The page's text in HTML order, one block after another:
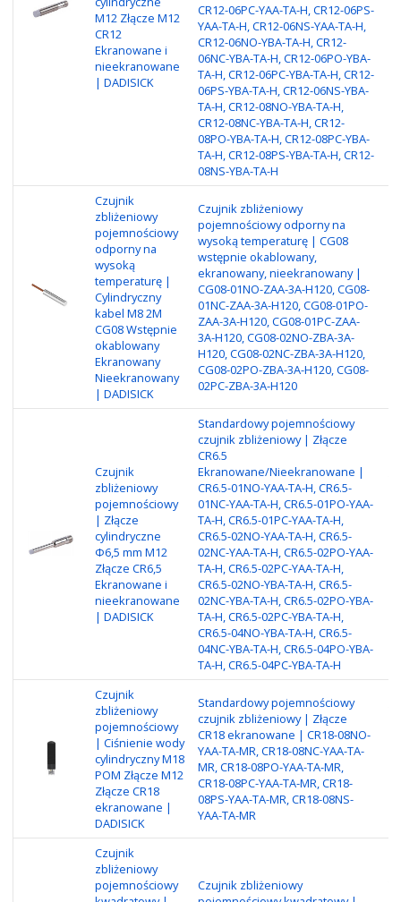
M12 Złącze M12
CR12
Ekranowane i
nieekranowane
| DADISICK
CR12-06PC-YAA-TA-H, CR12-06PS-
YAA-TA-H, CR12-06NS-YAA-TA-H,
CR12-06NO-YBA-TA-H, CR12-
06NC-YBA-TA-H, CR12-06PO-YBA-
TA-H, CR12-06PC-YBA-TA-H, CR12-
06PS-YBA-TA-H, CR12-06NS-YBA-
TA-H, CR12-08NO-YBA-TA-H,
CR12-08NC-YBA-TA-H, CR12-
08PO-YBA-TA-H, CR12-08PC-YBA-
TA-H, CR12-08PS-YBA-TA-H, CR12-
08NS-YBA-TA-H
Czujnik
zbliżeniowy
pojemnościowy
odporny na
wysoką
temperaturę |
Cylindryczny
kabel M8 2M
CG08 Wstępnie
okablowany
Ekranowany
Nieekranowany
| DADISICK
Czujnik zbliżeniowy
pojemnościowy odporny na
wysoką temperaturę | CG08
wstępnie okablowany,
ekranowany, nieekranowany |
CG08-01NO-ZAA-3A-H120, CG08-
01NC-ZAA-3A-H120, CG08-01PO-
ZAA-3A-H120, CG08-01PC-ZAA-
3A-H120, CG08-02NO-ZBA-3A-
H120, CG08-02NC-ZBA-3A-H120,
CG08-02PO-ZBA-3A-H120, CG08-
02PC-ZBA-3A-H120
Czujnik
zbliżeniowy
pojemnościowy
| Złącze
cylindryczne
Φ6,5 mm M12
Złącze CR6,5
Ekranowane i
nieekranowane
| DADISICK
Standardowy pojemnościowy
czujnik zbliżeniowy | Złącze
CR6.5
Ekranowane/Nieekranowane |
CR6.5-01NO-YAA-TA-H, CR6.5-
01NC-YAA-TA-H, CR6.5-01PO-YAA-
TA-H, CR6.5-01PC-YAA-TA-H,
CR6.5-02NO-YAA-TA-H, CR6.5-
02NC-YAA-TA-H, CR6.5-02PO-YAA-
TA-H, CR6.5-02PC-YAA-TA-H,
CR6.5-02NO-YBA-TA-H, CR6.5-
02NC-YBA-TA-H, CR6.5-02PO-YBA-
TA-H, CR6.5-02PC-YBA-TA-H,
CR6.5-04NO-YBA-TA-H, CR6.5-
04NC-YBA-TA-H, CR6.5-04PO-YBA-
TA-H, CR6.5-04PC-YBA-TA-H
Czujnik
zbliżeniowy
pojemnościowy
| Ciśnienie wody
cylindryczny M18
POM Złącze M12
Złącze CR18
ekranowane |
DADISICK
Standardowy pojemnościowy
czujnik zbliżeniowy | Złącze
CR18 ekranowane | CR18-08NO-
YAA-TA-MR, CR18-08NC-YAA-TA-
MR, CR18-08PO-YAA-TA-MR,
CR18-08PC-YAA-TA-MR, CR18-
08PS-YAA-TA-MR, CR18-08NS-
YAA-TA-MR
Czujnik
zbliżeniowy
pojemnościowy
Czujnik zbliżeniowy